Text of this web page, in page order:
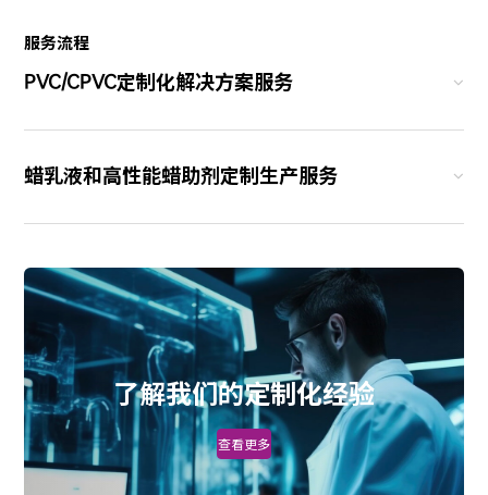
服务流程
PVC/CPVC定制化解决方案服务
蜡乳液和高性能蜡助剂定制生产服务
了解我们的定制化经验
查看更多